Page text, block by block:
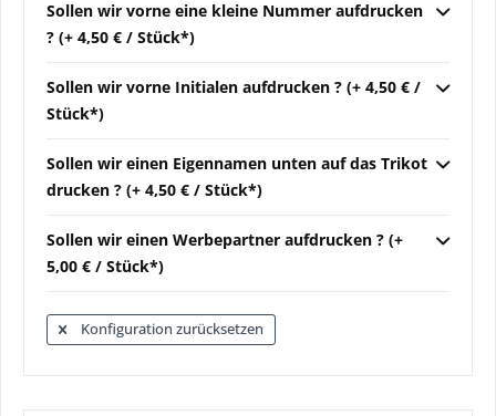
Sollen wir vorne eine kleine Nummer aufdrucken
? (+ 4,50 € / Stück*)
Sollen wir vorne Initialen aufdrucken ? (+ 4,50 € /
Stück*)
Sollen wir einen Eigennamen unten auf das Trikot
drucken ? (+ 4,50 € / Stück*)
Sollen wir einen Werbepartner aufdrucken ? (+
5,00 € / Stück*)
Konfiguration zurücksetzen